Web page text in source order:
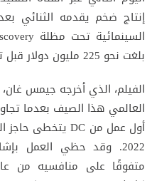
بلغت نحو 225 مليون دولار قبل تكاليف التسويق.
الفيلم، الذي أخرجه جيمس
أول عمل من DC يتخطى حاجز الـ600 مليون منذ فيلم
2022. وقد حظي العمل
متفوقًا على منافسيه من